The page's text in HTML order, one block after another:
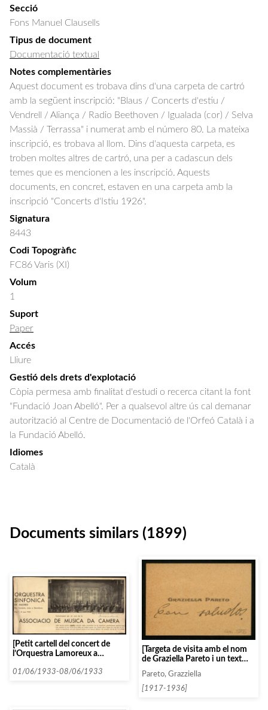
Secció
Fons Manuel Clausells
Tipus de document
Documentació textual
Notes complementàries
Aquest document es trobava dins d'una carpeta de cartró
amb la següent inscripció: "Blaus / Concerts d'estiu /
Vendrell / Aliança / Radio Beethoven / Igualada (cor) / Selva
Massià / Terrassa" i numerat amb el número 80. La mateixa
inscripció, es trobava al llom. Dins d'aquesta carpeta, es
troben moltes altres de cartró, una per a cadascun dels
temes que es mencionen a les inscripció. Aquests
documents, en concret, estaven en una carpeta amb la
inscripció "Concerts d'Istiu 1926".
Signatura
8443
Codi Topogràfic
FC86 Varis (XI)
Volum
1
Suport
Paper
Accés
Lliure
Gestió dels drets d'explotació
Còpia permesa amb finalitat d'estudi o recerca citant la font
"Fundació Joan Abelló". Per a qualsevol altre ús cal demanar
autorització al Centre de Documentació de l'Orfeó Català i a
la Fundació Abelló.
Idiomes
Català
Documents similars (1899)
[Petit cartell del concert de
l’Orquestra Lamoreux a
01/06/1933-08/06/1933
[Targeta de visita amb el nom
de Graziella Pareto i un text
Pareto, Grazziella
[1917-1936]